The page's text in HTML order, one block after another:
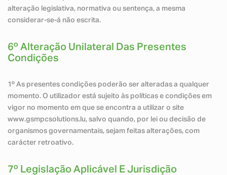
alteração legislativa, normativa ou sentença, a mesma
considerar-se-á não escrita.
6º Alteração Unilateral Das Presentes
Condições
1º As presentes condições poderão ser alteradas a qualquer
momento. O utilizador está sujeito às políticas e condições em
vigor no momento em que se encontra a utilizar o site
www.gsmpcsolutions.lu, salvo quando, por lei ou decisão de
organismos governamentais, sejam feitas alterações, com
carácter retroativo.
7º Legislação Aplicável E Jurisdição